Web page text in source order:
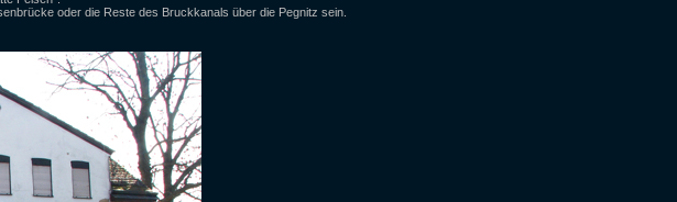
oder die Reste des Bruckkanals über die Pegnitz sein.